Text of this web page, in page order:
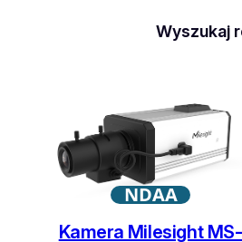
Wyszukaj
NDAA
Kamera Milesight MS-